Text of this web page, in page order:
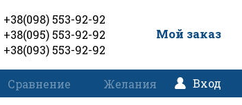
+38(098) 553-92-92
+38(095) 553-92-92
+38(093) 553-92-92
Мой заказ
Сравнение Желания Вход